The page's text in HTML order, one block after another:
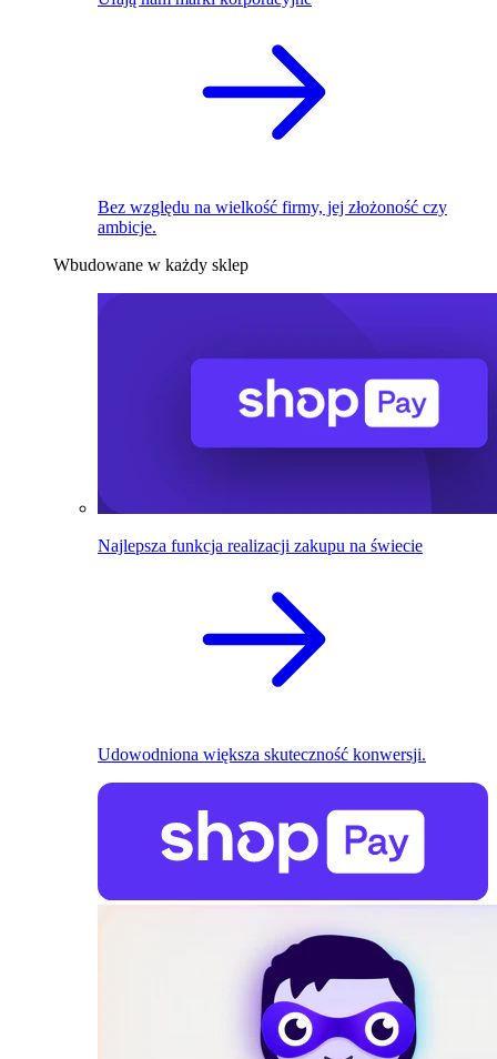
Bez względu na wielkość firmy, jej złożoność czy
ambicje.
Wbudowane w każdy sklep
Najlepsza funkcja realizacji zakupu na świecie
Udowodniona większa skuteczność konwersji.